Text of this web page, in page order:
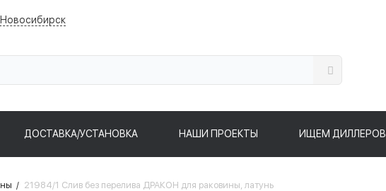
Новосибирск
ДОСТАВКА/УСТАНОВКА НАШИ ПРОЕКТЫ ИЩЕМ ДИЛЛЕРОВ
/ 21984/1 Слив без перелива ДРАКОН для раковины, латунь